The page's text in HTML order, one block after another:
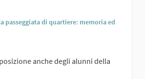
passeggiata di quartiere: memoria ed
anche degli alunni della